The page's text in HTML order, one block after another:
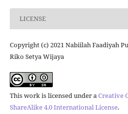
LICENSE
Copyright (c) 2021 Nabiilah Faadiyah
Riko Setya Wijaya
This work is licensed under aCreative
ShareAlike 4.0 International License.